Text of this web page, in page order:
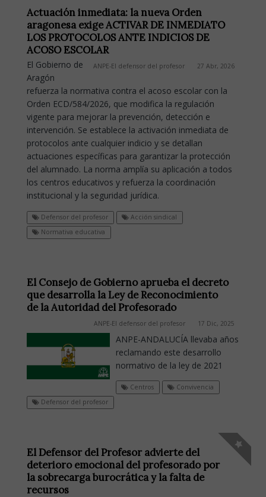
Actuación inmediata: la nueva Orden
aragonesa exige ACTIVAR DE INMEDIATO
LOS PROTOCOLOS ANTE INDICIOS DE
ACOSO ESCOLAR
ANPE-El defensor del profesor 27 Abr, 2026
El Gobierno de
Aragón
refuerza la normativa contra el acoso escolar con la
Orden ECD/584/2026, que modifica la regulación
vigente para mejorar la prevención, detección e
intervención. Se establece la activación inmediata de
protocolos ante cualquier indicio y se detallan
actuaciones específicas para garantizar la protección
del alumnado. La norma amplía su aplicación a todos
los centros educativos y refuerza la coordinación
institucional y la seguridad jurídica.
Defensor del profesor
Acción sindical
Normativa educativa
El Consejo de Gobierno aprueba el decreto
que desarrolla la Ley de Reconocimiento
de la Autoridad del Profesorado
ANPE-El defensor del profesor 17 Dic, 2025
ANPE-ANDALUCÍA llevaba años
reclamando este desarrollo
normativo de la ley de 2021
Centros
Convivencia
Defensor del profesor
El Defensor del Profesor advierte del
deterioro emocional del profesorado por
la sobrecarga burocrática y la falta de
recursos